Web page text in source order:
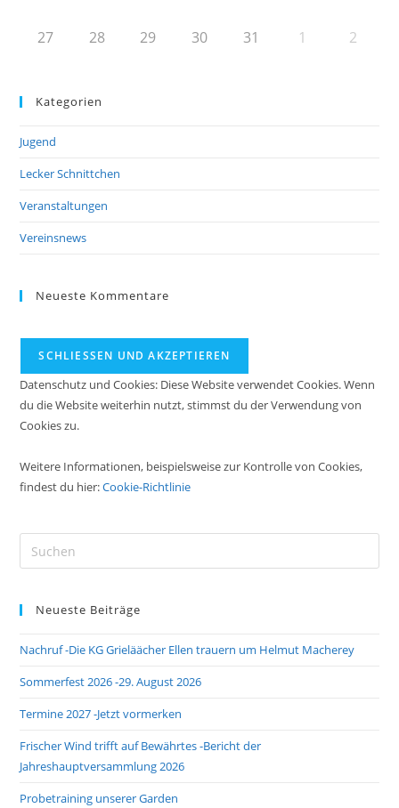
27 28 29 30 31 1 2
Kategorien
Jugend
Lecker Schnittchen
Veranstaltungen
Vereinsnews
Neueste Kommentare
Datenschutz und Cookies: Diese Website verwendet Cookies. Wenn
du die Website weiterhin nutzt, stimmst du der Verwendung von
Cookies zu.
Weitere Informationen, beispielsweise zur Kontrolle von Cookies,
findest du hier:Cookie-Richtlinie
Neueste Beiträge
Nachruf -Die KG Grieläächer Ellen trauern um Helmut Macherey
Sommerfest 2026 -29. August 2026
Termine 2027 -Jetzt vormerken
Frischer Wind trifft auf Bewährtes -Bericht der
Jahreshauptversammlung 2026
Probetraining unserer Garden